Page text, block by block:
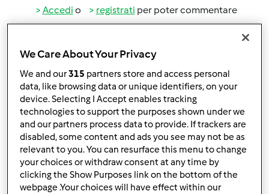
Accedi o registrati per poter commentare
Lun, 02/20/2017 - 16:47
Buon pomeriggio
ecco la mia proposta
We Care About Your Privacy
We and our315 partners store and access personal
data, like browsing data or unique identifiers, on your
device. Selecting I Accept enables tracking
technologies to support the purposes shown under we
and our partners process data to provide. If trackers are
disabled, some content and ads you see may not be as
relevant to you. You can resurface this menu to change
your choices or withdraw consent at any time by
clicking the Show Purposes link on the bottom of the
webpage .Your choices will have effect within our